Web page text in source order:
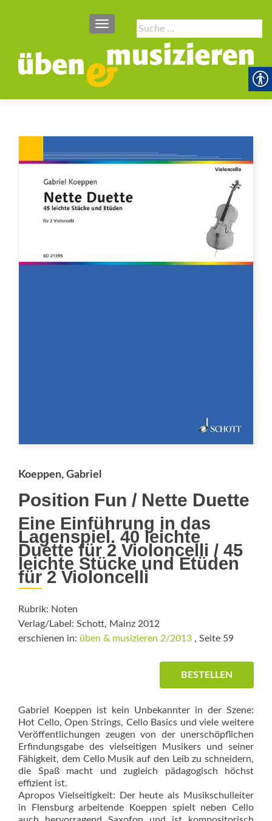
Suche
nach:
SCHALTE NAVIGATION
Koeppen, Gabriel
Position Fun / Nette Duette
Eine Einführung in das
Lagenspiel. 40 leichte
Duette für 2 Violoncelli / 45
leichte Stücke und Etüden
für 2 Violoncelli
Rubrik: Noten
Verlag/Label: Schott, Mainz 2012
erschienen in: üben & musizieren 2/2013 , Seite 59
BESTELLEN
Gabriel Koeppen ist kein Unbekannter in der Szene:
Hot Cello, Open Strings, Cello Basics und viele weitere
Veröffentlichungen zeugen von der unerschöpflichen
Erfindungsgabe des vielseitigen Musikers und seiner
Fähigkeit, dem Cello Musik auf den Leib zu schneidern,
die Spaß macht und zugleich pädagogisch höchst
effizient ist.
Apropos Vielseitigkeit: Der heute als Musikschulleiter
in Flensburg arbeitende Koeppen spielt neben Cello